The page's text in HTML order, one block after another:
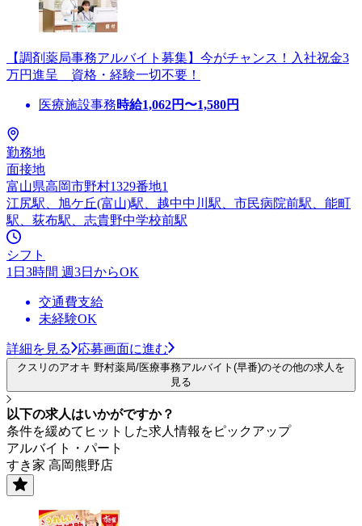
【調剤薬局事務アルバイト募集】今がチャンス！入社祝金3
万円進呈 資格・経験一切不要！
医療施設事務時給1,062円〜1,580円
勤務地
面接地
富山県高岡市野村1329番地1
江尻駅、旭ケ丘(富山)駅、越中中川駅、市民病院前駅、能町
駅、荻布駅、志貴野中学校前駅
シフト
1日3時間 週3日からOK
交通費支給
未経験OK
詳細を見る 応募画面に進む
クスリのアオキ 野村薬局/医療事務アルバイト(早番)のその他の求人を
見る
以下の求人はいかがですか？
条件を緩めてヒットした求人情報をピックアップ
アルバイト・パート
すき家 高岡熊野店